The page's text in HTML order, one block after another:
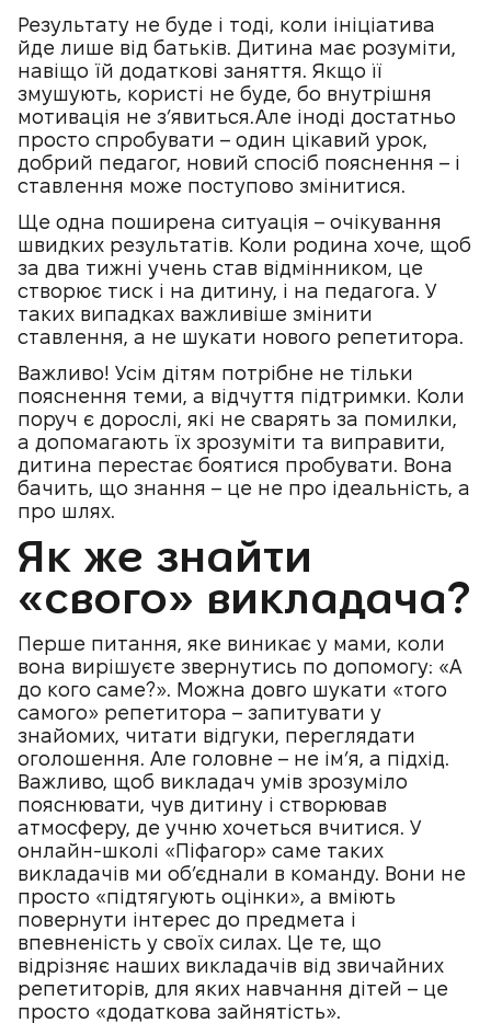
Результату не буде і тоді, коли ініціатива
йде лише від батьків. Дитина має розуміти,
навіщо їй додаткові заняття. Якщо її
змушують, користі не буде, бо внутрішня
мотивація не з’явиться.Але іноді достатньо
просто спробувати – один цікавий урок,
добрий педагог, новий спосіб пояснення – і
ставлення може поступово змінитися.
Ще одна поширена ситуація – очікування
швидких результатів. Коли родина хоче, щоб
за два тижні учень став відмінником, це
створює тиск і на дитину, і на педагога. У
таких випадках важливіше змінити
ставлення, а не шукати нового репетитора.
Важливо! Усім дітям потрібне не тільки
пояснення теми, а відчуття підтримки. Коли
поруч є дорослі, які не сварять за помилки,
а допомагають їх зрозуміти та виправити,
дитина перестає боятися пробувати. Вона
бачить, що знання – це не про ідеальність, а
про шлях.
Як же знайти
«свого» викладача?
Перше питання, яке виникає у мами, коли
вона вирішуєте звернутись по допомогу: «А
до кого саме?». Можна довго шукати «того
самого» репетитора – запитувати у
знайомих, читати відгуки, переглядати
оголошення. Але головне – не ім’я, а підхід.
Важливо, щоб викладач умів зрозуміло
пояснювати, чув дитину і створював
атмосферу, де учню хочеться вчитися. У
онлайн-школі «Піфагор» саме таких
викладачів ми об’єднали в команду. Вони не
просто «підтягують оцінки», а вміють
повернути інтерес до предмета і
впевненість у своїх силах. Це те, що
відрізняє наших викладачів від звичайних
репетиторів, для яких навчання дітей – це
просто «додаткова зайнятість».